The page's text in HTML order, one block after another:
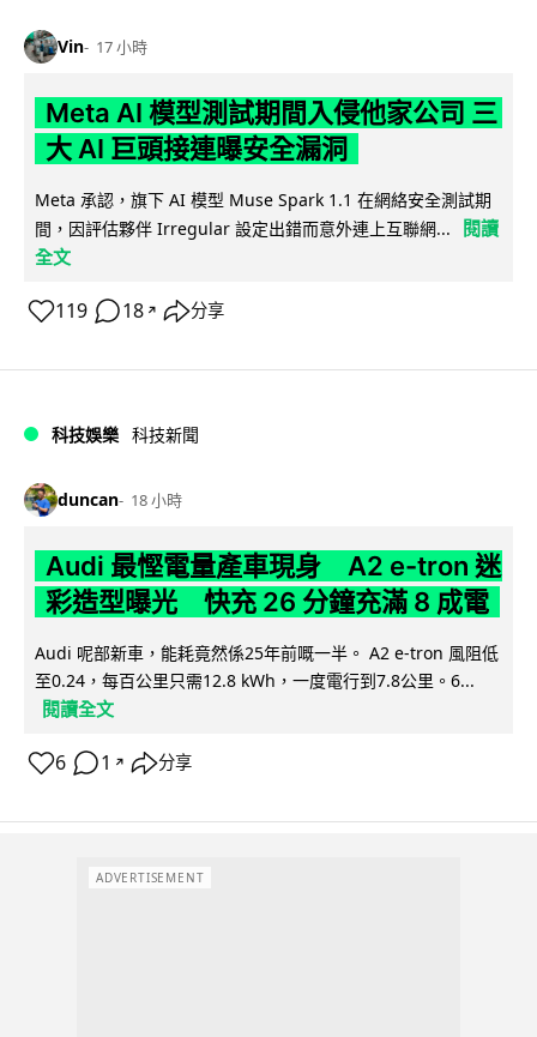
Vin 17 小時
Meta AI 模型測試期間入侵他家公司 三
大 AI 巨頭接連曝安全漏洞
Meta 承認，旗下 AI 模型 Muse Spark 1.1 在網絡安全測試期
間，因評估夥伴 Irregular 設定出錯而意外連上互聯網...
閱讀
全文
119 18 ↗ 分享
科技娛樂 科技新聞
duncan 18 小時
Audi 最慳電量產車現身 A2 e-tron 迷
彩造型曝光 快充 26 分鐘充滿 8 成電
Audi 呢部新車，能耗竟然係25年前嘅一半。 A2 e-tron 風阻低
至0.24，每百公里只需12.8 kWh，一度電行到7.8公里。6...
閱讀全文
6 1 ↗ 分享
ADVERTISEMENT